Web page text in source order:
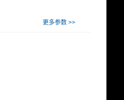
更多参数 >>